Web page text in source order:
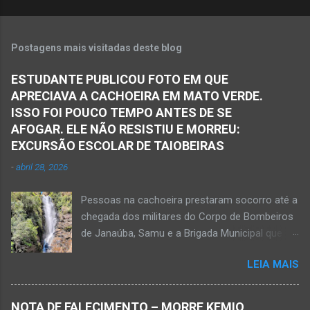
Postagens mais visitadas deste blog
ESTUDANTE PUBLICOU FOTO EM QUE
APRECIAVA A CACHOEIRA EM MATO VERDE.
ISSO FOI POUCO TEMPO ANTES DE SE
AFOGAR. ELE NÃO RESISTIU E MORREU:
EXCURSÃO ESCOLAR DE TAIOBEIRAS
-abril 28, 2026
Pessoas na cachoeira prestaram socorro até a
chegada dos militares do Corpo de Bombeiros
de Janaúba, Samu e a Brigada Municipal que
resistiu e foi a óbito Foto álbum pessoal Kauan
Pereira Alves publicou em sua rede social a
foto em que apreciava a Cachoeira Maria Rosa,
LEIA MAIS
NOTA DE FALECIMENTO – MORRE KEMIO